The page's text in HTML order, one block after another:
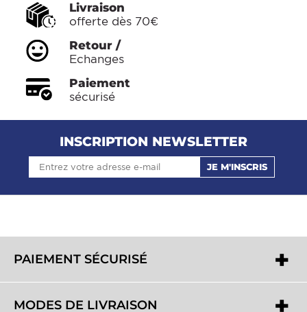
Livraison
offerte dès 70€
Retour /
Echanges
Paiement
sécurisé
INSCRIPTION NEWSLETTER
JE M'INSCRIS
PAIEMENT SÉCURISÉ
MODES DE LIVRAISON